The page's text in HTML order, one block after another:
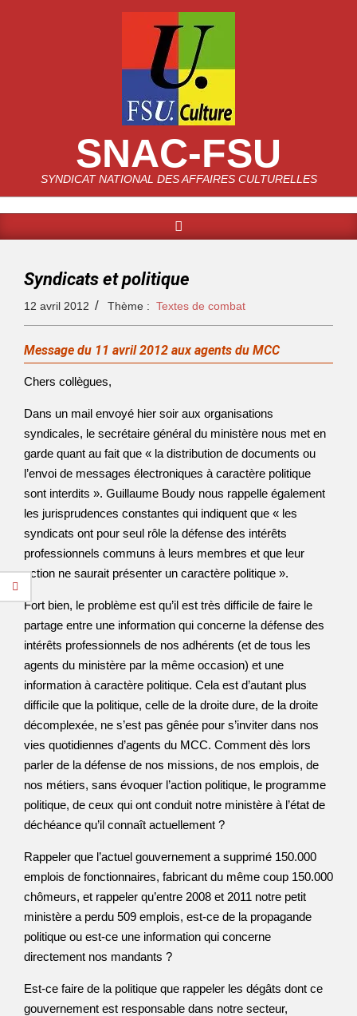
SNAC-FSU
SYNDICAT NATIONAL DES AFFAIRES CULTURELLES
Syndicats et politique
12 avril 2012 Thème : Textes de combat
Message du 11 avril 2012 aux agents du MCC
Chers collègues,
Dans un mail envoyé hier soir aux organisations
syndicales, le secrétaire général du ministère nous met en
garde quant au fait que « la distribution de documents ou
l’envoi de messages électroniques à caractère politique
sont interdits ». Guillaume Boudy nous rappelle également
les jurisprudences constantes qui indiquent que « les
syndicats ont pour seul rôle la défense des intérêts
professionnels communs à leurs membres et que leur
action ne saurait présenter un caractère politique ».
Fort bien, le problème est qu’il est très difficile de faire le
partage entre une information qui concerne la défense des
intérêts professionnels de nos adhérents (et de tous les
agents du ministère par la même occasion) et une
information à caractère politique. Cela est d’autant plus
difficile que la politique, celle de la droite dure, de la droite
décomplexée, ne s’est pas gênée pour s’inviter dans nos
vies quotidiennes d’agents du MCC. Comment dès lors
parler de la défense de nos missions, de nos emplois, de
nos métiers, sans évoquer l’action politique, le programme
politique, de ceux qui ont conduit notre ministère à l’état de
déchéance qu’il connaît actuellement ?
Rappeler que l’actuel gouvernement a supprimé 150.000
emplois de fonctionnaires, fabricant du même coup 150.000
chômeurs, et rappeler qu’entre 2008 et 2011 notre petit
ministère a perdu 509 emplois, est-ce de la propagande
politique ou est-ce une information qui concerne
directement nos mandants ?
Est-ce faire de la politique que rappeler les dégâts dont ce
gouvernement est responsable dans notre secteur,